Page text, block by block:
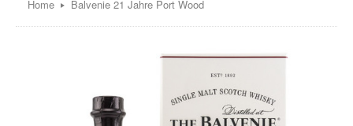
Home Balvenie 21 Jahre Port Wood